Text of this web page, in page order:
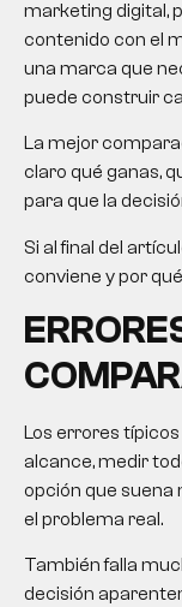
marketing digital,
contenido con el
una marca que
puede construir
La mejor
claro qué ganas,
para que la
Si al final del
conviene y por
Los errores
alcance, medir
opción que suena
el problema real.
También falla
decisión